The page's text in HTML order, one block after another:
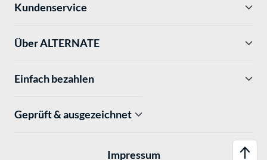
Kundenservice
Über ALTERNATE
Einfach bezahlen
Geprüft & ausgezeichnet
Impressum